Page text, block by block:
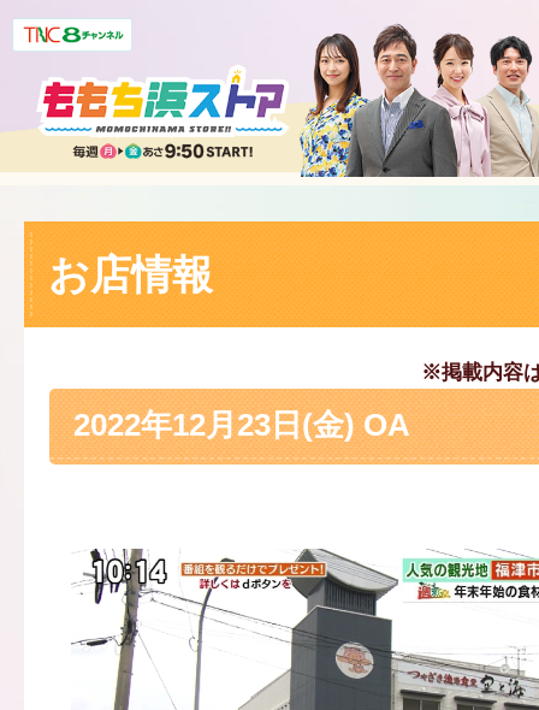
お店情報
※掲載内容
2022年12月23日(金) OA